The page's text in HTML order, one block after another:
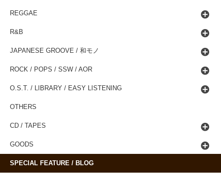
REGGAE
R&B
JAPANESE GROOVE / 和モノ
ROCK / POPS / SSW / AOR
O.S.T. / LIBRARY / EASY LISTENING
OTHERS
CD / TAPES
GOODS
SPECIAL FEATURE / BLOG